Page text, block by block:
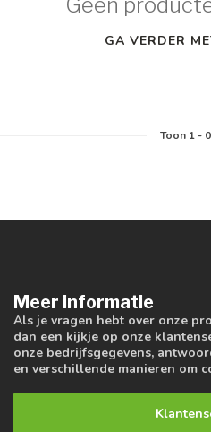
GA VERDER
Toon 1- 0
Meer informatie
Als je vragen hebt over onze
dan een kijkje op onze
onze bedrijfsgegevens,
en verschillende manieren om